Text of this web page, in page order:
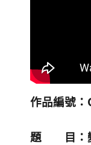
作品編號
題 目：變